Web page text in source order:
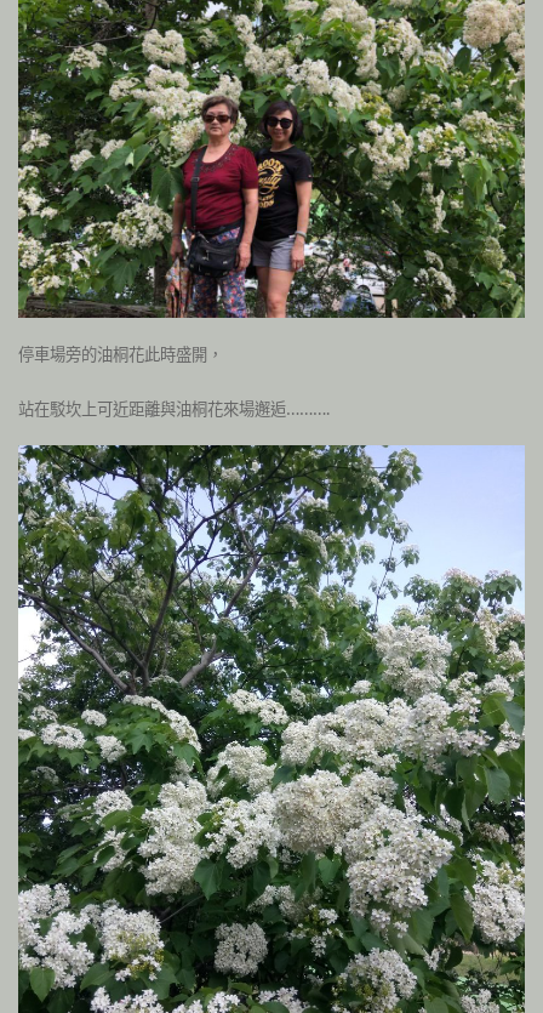
停車場旁的油桐花此時盛開，
站在駁坎上可近距離與油桐花來場邂逅……….